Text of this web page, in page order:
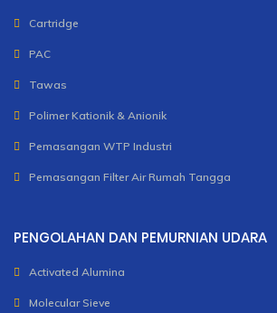
Cartridge
PAC
Tawas
Polimer Kationik & Anionik
Pemasangan WTP Industri
Pemasangan Filter Air Rumah Tangga
PENGOLAHAN DAN PEMURNIAN UDARA
Activated Alumina
Molecular Sieve